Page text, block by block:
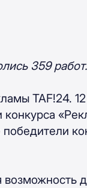
359 работ.
TAF!24.